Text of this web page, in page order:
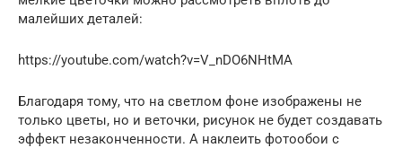
малейших деталей:
https://youtube.com/watch?v=V_nDO6NHtMA
Благодаря тому, что на светлом фоне изображены не
только цветы, но и веточки, рисунок не будет создавать
эффект незаконченности. А наклеить фотообои c